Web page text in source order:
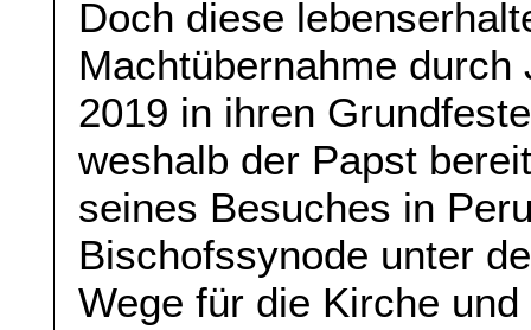
Doch diese
Machtübernahme
2019 in ihren
weshalb der Papst
seines Besuches in
Bischofssynode unter
Wege für die Kirche